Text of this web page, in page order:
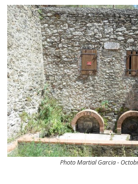
Photo Martial Garcia -